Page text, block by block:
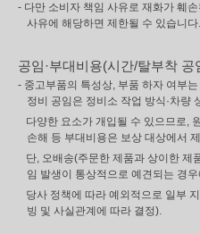
- 다만 소비자 책임 사유로 재화가 훼
사유에 해당하면 제한될 수 있습니다.
공임·부대비용(시간/탈부착 공
- 중고부품의 특성상, 부품 하자 여부
정비 공임은 정비소 작업 방식·차량
다양한 요소가 개입될 수 있으므로,
손해 등 부대비용은 보상 대상에서
단, 오배송(주문한 제품과 상이한 제
임 발생이 통상적으로 예견되는 경
당사 정책에 따라 예외적으로 일부
빙 및 사실관계에 따라 결정).